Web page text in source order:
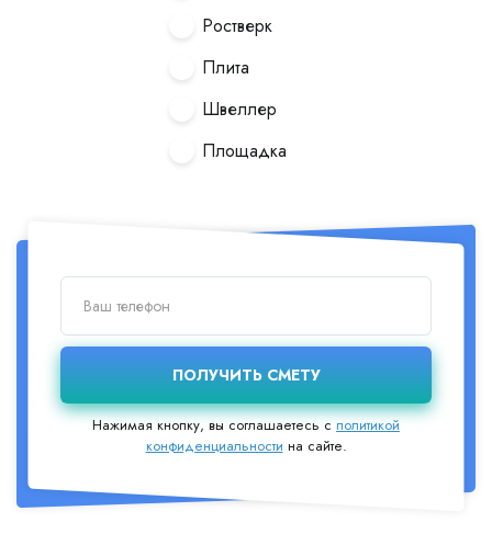
Ростверк
Плита
Швеллер
Площадка
Нажимая кнопку, вы соглашаетесь сполитикой
конфиденциальности на сайте.